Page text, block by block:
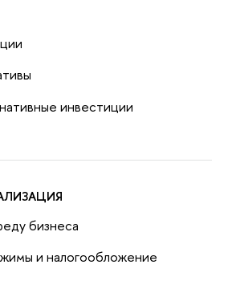
инвестиции
бизнеса
и налогообложение